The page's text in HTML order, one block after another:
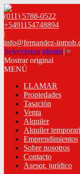
(011) 5788-0522
+5491154748894
|
info@fernandez-
Seleccionar idioma ▼
Mostrar original
MENÚ
LLAMAR
Propiedades
Tasación
Venta
Alquiler
Alquiler
Emprendimientos
Sobre nosotros
Contacto
Asesor. jurídico